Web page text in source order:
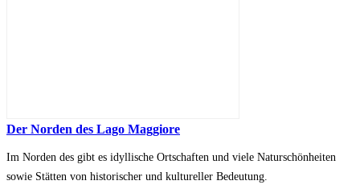
Der Norden des Lago Maggiore
Im Norden des gibt es idyllische Ortschaften und viele Naturschönheiten
sowie Stätten von historischer und kultureller Bedeutung.